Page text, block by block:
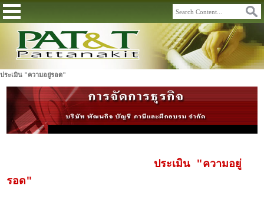
ประเมิน "ความอยู่รอด"
ประเมิน "ความอยู่
รอด"